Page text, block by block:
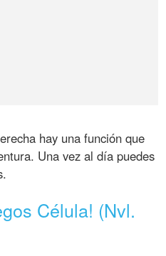
hay una función que
Una vez al día puedes
Célula! (Nvl.